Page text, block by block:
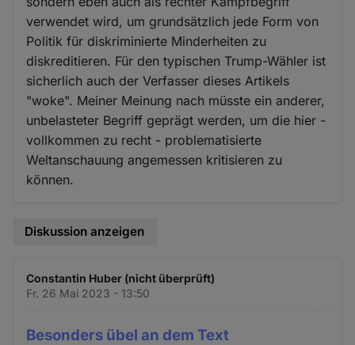
verwendet wird, um grundsätzlich jede Form von
Politik für diskriminierte Minderheiten zu
diskreditieren. Für den typischen Trump-Wähler ist
sicherlich auch der Verfasser dieses Artikels
"woke". Meiner Meinung nach müsste ein anderer,
unbelasteter Begriff geprägt werden, um die hier -
vollkommen zu recht - problematisierte
Weltanschauung angemessen kritisieren zu
können.
Diskussion anzeigen
Constantin Huber (nicht überprüft)
Fr. 26 Mai 2023 - 13:50
Besonders übel an dem Text